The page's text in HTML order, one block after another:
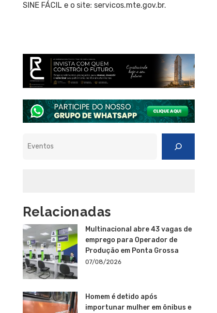
SINE FÁCIL e o site: servicos.mte.gov.br.
Relacionadas
Multinacional abre 43 vagas de
emprego para Operador de
Produção em Ponta Grossa
07/08/2026
Homem é detido após
importunar mulher em ônibus e